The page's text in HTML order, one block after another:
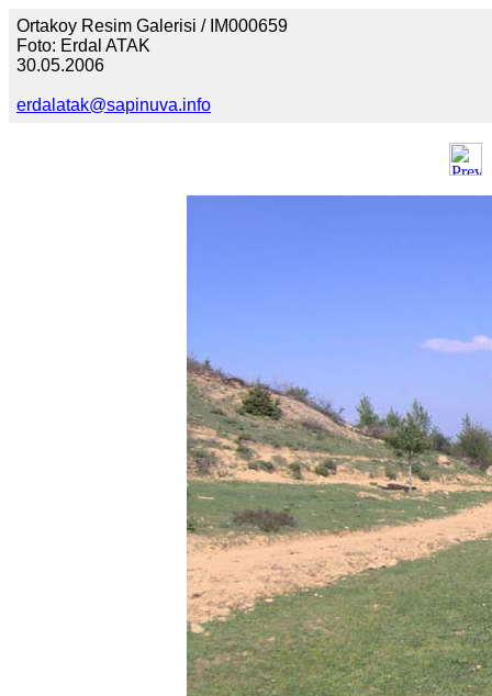
Ortakoy Resim Galerisi / IM000659
Foto: Erdal ATAK
30.05.2006
erdalatak@sapinuva.info